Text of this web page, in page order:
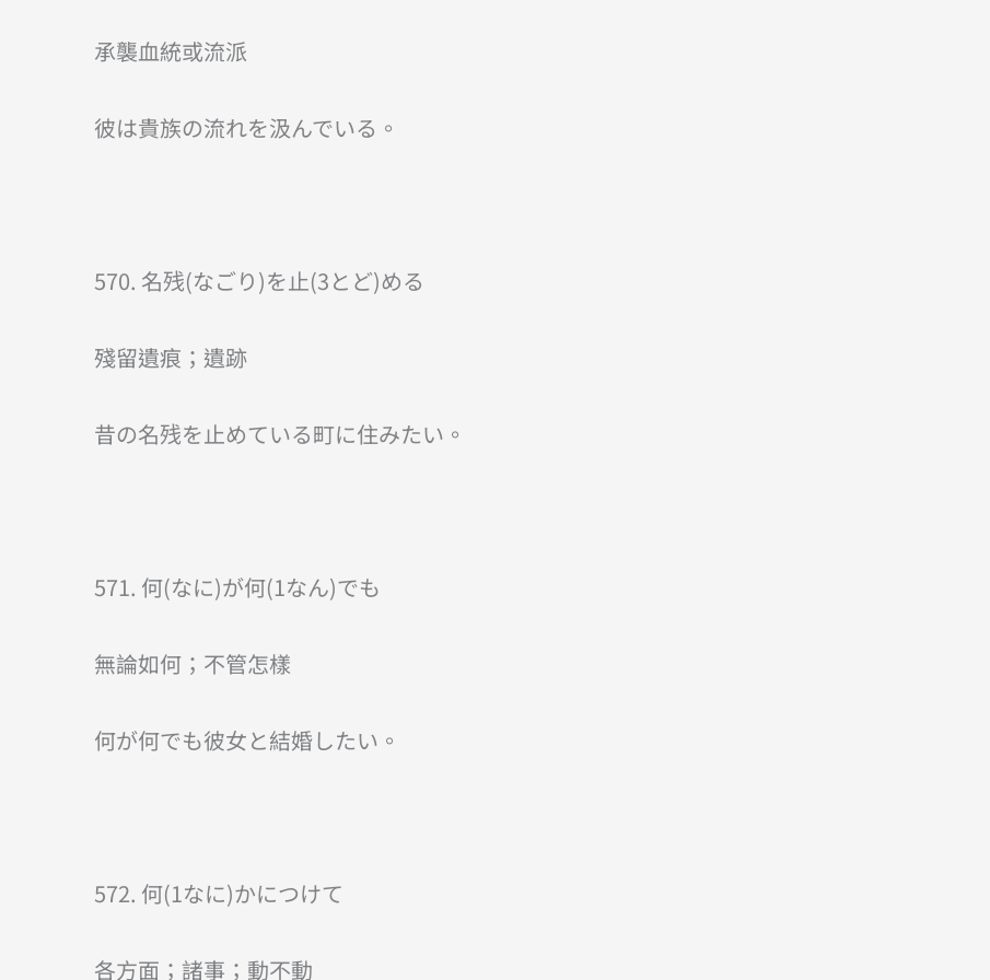
承襲血統或流派
彼は貴族の流れを汲んでいる。
570. 名残(なごり)を止(3とど)める
殘留遺痕；遺跡
昔の名残を止めている町に住みたい。
571. 何(なに)が何(1なん)でも
無論如何；不管怎樣
何が何でも彼女と結婚したい。
572. 何(1なに)かにつけて
各方面；諸事；動不動